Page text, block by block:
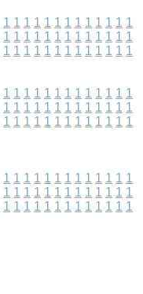
1 1 1 1 1 1 1 1 1 1 1 1 1
1 1 1 1 1 1 1 1 1 1 1 1 1
1 1 1 1 1 1 1 1 1 1 1 1 1
1 1 1 1 1 1 1 1 1 1 1 1 1
1 1 1 1 1 1 1 1 1 1 1 1 1
1 1 1 1 1 1 1 1 1 1 1 1 1
1 1 1 1 1 1 1 1 1 1 1 1 1
1 1 1 1 1 1 1 1 1 1 1 1 1
1 1 1 1 1 1 1 1 1 1 1 1 1